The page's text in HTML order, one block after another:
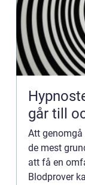
Hypnosterapi vad
går till
Att
de mest
att få en
Blodprover